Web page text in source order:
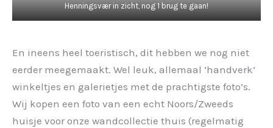
Henningsvær in zicht, nog 1 brug te gaan!
En ineens heel toeristisch, dit hebben we nog niet
eerder meegemaakt. Wel leuk, allemaal ‘handverk’
winkeltjes en galerietjes met de prachtigste foto’s.
Wij kopen een foto van een echt Noors/Zweeds
huisje voor onze wandcollectie thuis (regelmatig